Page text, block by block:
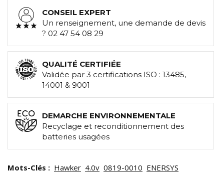
CONSEIL EXPERT
Un renseignement, une demande de devis
? 02 47 54 08 29
QUALITÉ CERTIFIÉE
Validée par 3 certifications ISO : 13485,
14001 & 9001
DEMARCHE ENVIRONNEMENTALE
Recyclage et reconditionnement des
batteries usagées
Mots-Clés : Hawker 4.0v 0819-0010 ENERSYS